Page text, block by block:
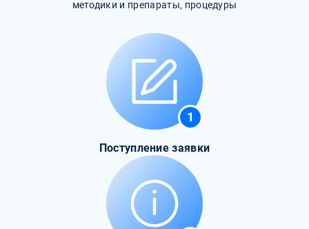
методики и препараты, процедуры
1
Поступление заявки